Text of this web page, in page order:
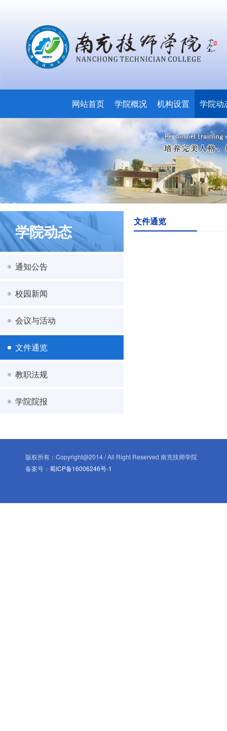
网站首页 学院概况 机构设置 学院动
学院动态
通知公告
校园新闻
会议与活动
文件通览
教职法规
学院院报
文件通览
版权所有：Copyright@2014 / All Right Reserved 南充技师学院
备案号：蜀ICP备16006246号-1